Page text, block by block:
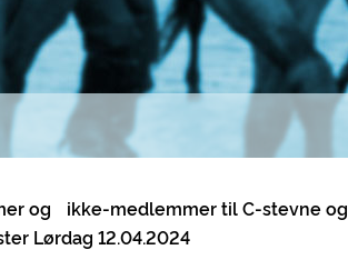
og ikke-medlemmer til C-stevne og
Lørdag 12.04.2024